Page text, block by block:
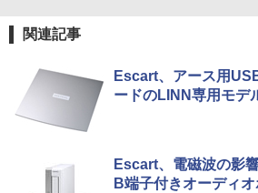
関連記事
Escart、アース用
ードのLINN専用モデ
Escart、電磁波の影
B端子付きオーディオ